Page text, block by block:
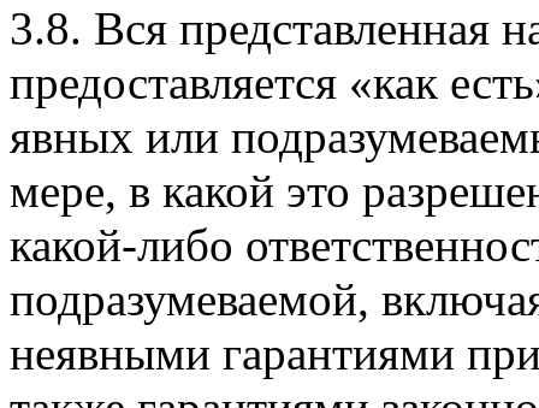
3.8. Вся представленная
предоставляется «как
явных или
мере, в какой это
какой-либо
подразумеваемой,
неявными гарантиями